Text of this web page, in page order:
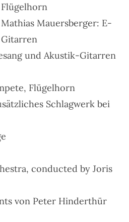
Flügelhorn
Mathias Mauersberger: E-
Gitarren
und Akustik-Gitarren
Flügelhorn
Schlagwerk bei
conducted by Joris
von Peter Hinderthür